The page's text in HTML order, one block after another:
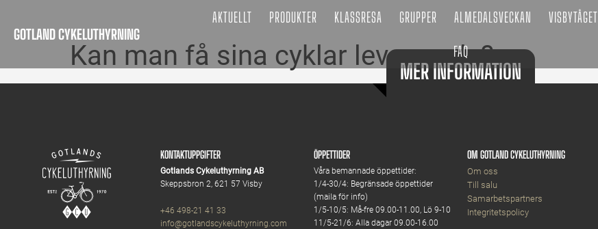
GOTLAND CYKELUTHYRNING
AKTUELLT PRODUKTER KLASSRESA GRUPPER ALMEDALSVECKAN VISBYTÅGET
FAQ
Kan man få sina cyklar levererade?
MER INFORMATION
KONTAKTUPPGIFTER
Gotlands Cykeluthyrning AB
Skeppsbron 2, 621 57 Visby
+46 498-21 41 33
info@gotlandscykeluthyrning.com
ÖPPETTIDER
Våra bemannade öppettider:
1/4-30/4: Begränsade öppettider
(maila för info)
1/5-10/5: Må-fre 09.00-11.00, Lö 9-10
11/5-21/6: Alla dagar 09.00-16.00
OM GOTLAND CYKELUTHYRNING
Om oss
Till salu
Samarbetspartners
Integritetspolicy